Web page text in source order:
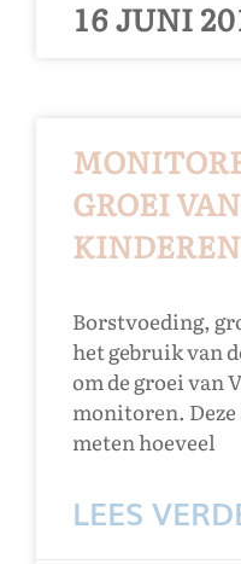
16 JUNI
GROEI
KINDEREN
Borstvoeding,
het gebruik van
om de groei van
monitoren. Deze
meten hoeveel
LEES